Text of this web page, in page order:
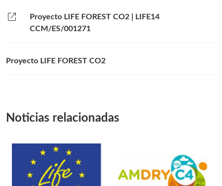
open_in_new
Proyecto LIFE FOREST CO2 | LIFE14
CCM/ES/001271
Proyecto LIFE FOREST CO2
Noticias relacionadas